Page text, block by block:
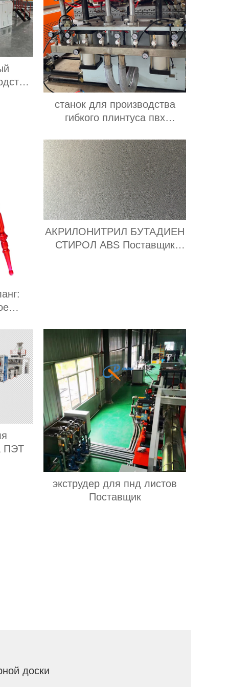
станок для производства
гибкого плинтуса пвх
АКРИЛОНИТРИЛ БУТАДИЕН
СТИРОЛ ABS Поставщик
ПЭТ
экструдер для пнд листов
Поставщик
доски